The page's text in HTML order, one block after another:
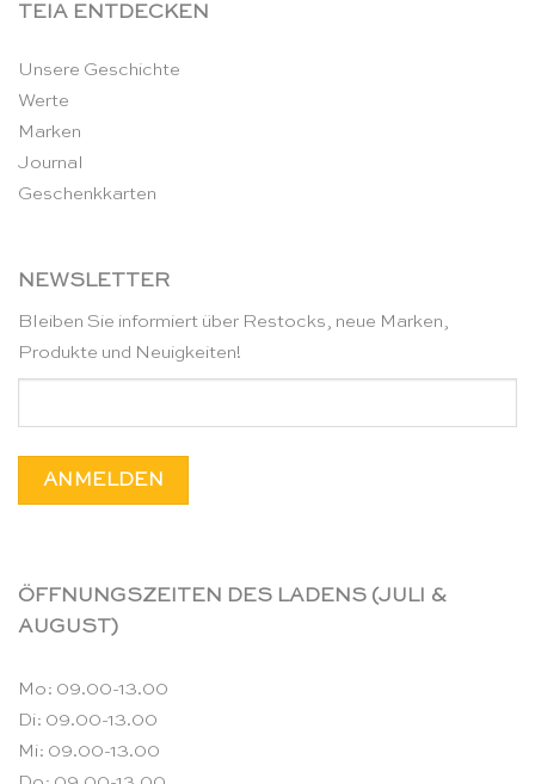
TEIA ENTDECKEN
Unsere Geschichte
Werte
Marken
Journal
Geschenkkarten
NEWSLETTER
Bleiben Sie informiert über Restocks, neue Marken,
Produkte und Neuigkeiten!
ÖFFNUNGSZEITEN DES LADENS (JULI &
AUGUST)
Mo: 09.00-13.00
Di: 09.00-13.00
Mi: 09.00-13.00